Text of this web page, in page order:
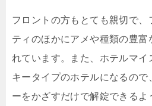
フロントの方もとても親切で、
ティのほかにアメや種類の豊富
れています。また、ホテルマイ
キータイプのホテルになるので
ーをかざすだけで解錠できる